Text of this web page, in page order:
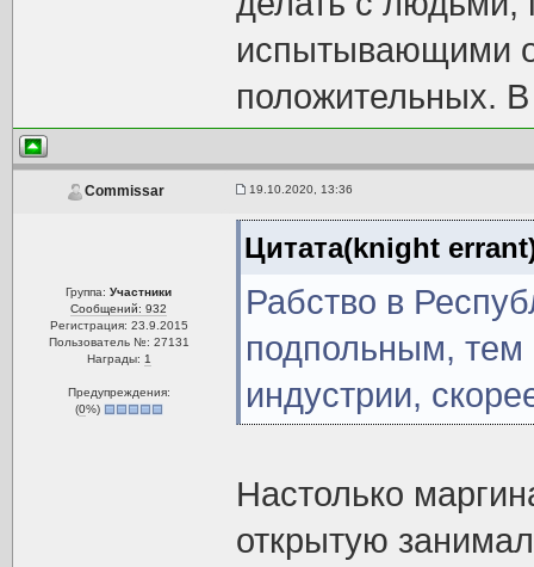
испытывающими
положительных.
Commissar 19.10.2020, 13:36
Группа:Участники
Сообщений: 932
Регистрация: 23.9.2015
Пользователь №: 27131
Награды: 1
Предупреждения:
(0%)
Цитата(knight
Рабство в
подпольным, тем
индустрии,
Настолько
открытую